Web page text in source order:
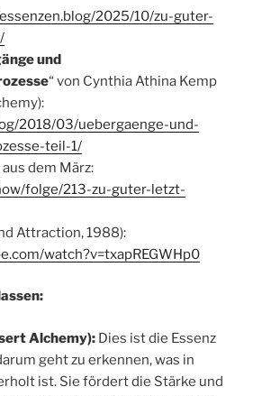
2025/10/zu-guter-
und
“ von Cynthia Athina Kemp
2018/03/uebergaenge-und-
teil-1/
dem März:
folge/213-zu-guter-letzt-
Attraction, 1988):
watch?v=txapREGWHp0
Alchemy): Dies ist die Essenz
geht zu erkennen, was in
ist. Sie fördert die Stärke und